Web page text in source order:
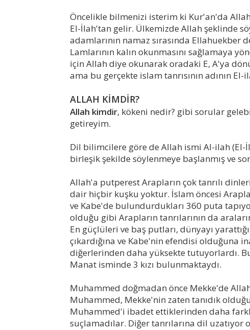
Öncelikle bilmenizi isterim ki Kur'an'da
El-İlah'tan gelir. Ülkemizde Allah şeklinde
adamlarının namaz sırasında
Lamlarının kalın okunmasını sağlamaya
için Allah diye okunarak oradaki E, A'ya
ama bu gerçekte islam tanrısının adının
ALLAH KİMDİR?
Allah kimdir, kökeni nedir? gibi sorular
getireyim.
Dil bilimcilere göre de Allah ismi Al-ilah
birleşik şekilde söylenmeye başlanmış ve
Allah'a putperest Arapların çok tanrılı
dair hiçbir kuşku yoktur. İslam öncesi
ve Kabe'de bulundurdukları 360 puta
olduğu gibi Arapların tanrılarının da
En güçlüleri ve baş putları, dünyayı
çıkardığına ve Kabe'nin efendisi olduğuna
diğerlerinden daha yüksekte tutuyorlardı.
Manat isminde 3 kızı bulunmaktaydı.
Muhammed doğmadan önce Mekke'de
Muhammed, Mekke'nin zaten tanıdık
Muhammed'i ibadet ettiklerinden daha
suçlamadılar. Diğer tanrılarına dil uzatıyor